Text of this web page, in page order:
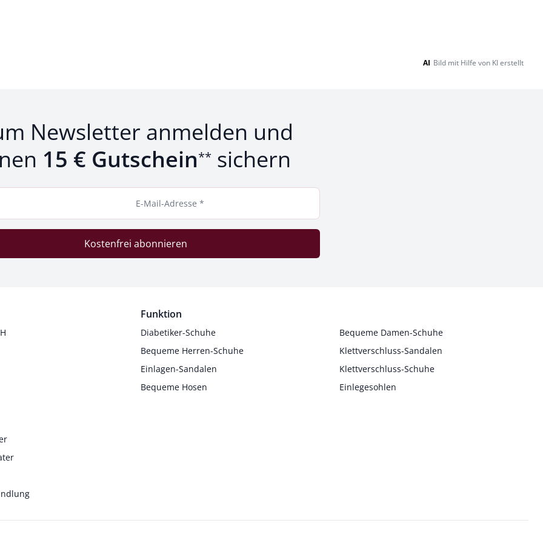
AI Bild mit Hilfe von KI erstellt
Newsletter anmelden und
15 € Gutschein** sichern
E-Mail-Adresse *
Kostenfrei abonnieren
Funktion
Diabetiker-Schuhe
Bequeme Damen-Schuhe
Bequeme Herren-Schuhe
Klettverschluss-Sandalen
Einlagen-Sandalen
Klettverschluss-Schuhe
Bequeme Hosen
Einlegesohlen